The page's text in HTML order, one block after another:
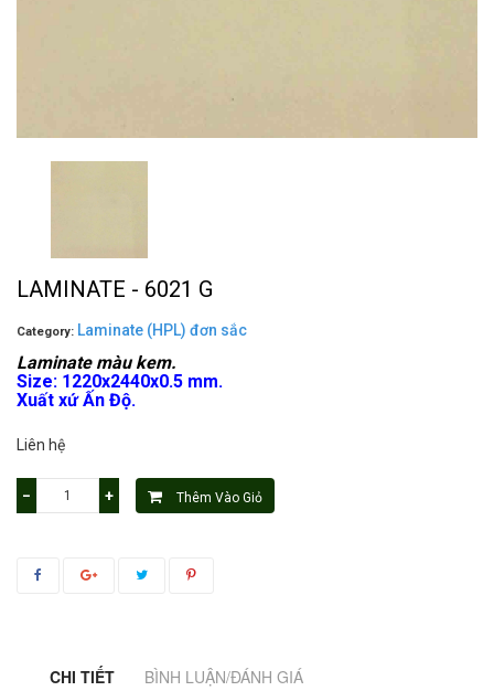
LAMINATE - 6021 G
Category: Laminate (HPL) đơn sắc
Laminate màu kem.
Size: 1220x2440x0.5 mm.
Xuất xứ Ấn Độ.
Liên hệ
− + Thêm Vào Giỏ
CHI TIẾT BÌNH LUẬN/ĐÁNH GIÁ